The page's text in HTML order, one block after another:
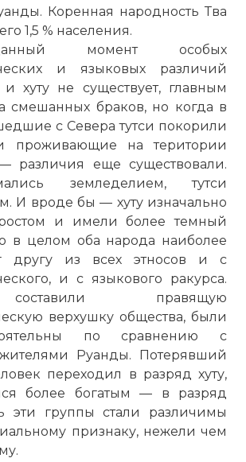
Коренная народность Тва
1,5 % населения.
момент особых
и языковых различий
хуту не существует, главным
смешанных браков, но когда в
с Севера тутси покорили
проживающие на територии
различия еще существовали.
земледелием, тутси
И вроде бы — хуту изначально
и имели более темный
в целом оба народа наиболее
другу из всех этносов и с
и с языкового ракурса.
правящую
верхушку общества, были
по сравнению с
Руанды. Потерявший
переходил в разряд хуту,
более богатым — в разряд
эти группы стали различимы
признаку, нежели чем